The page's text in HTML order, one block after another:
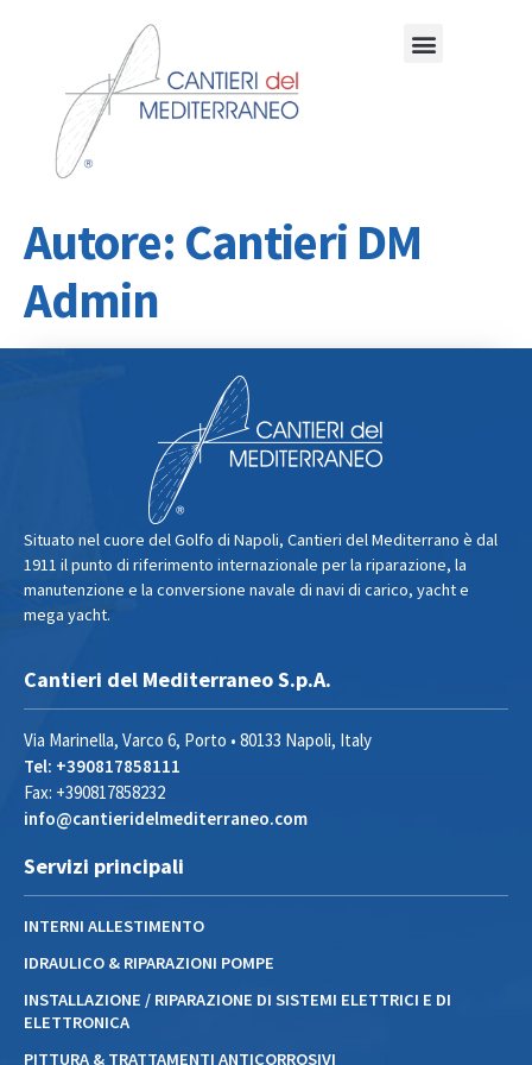
Autore: Cantieri DM
Admin
Situato nel cuore del Golfo di Napoli, Cantieri del Mediterrano è dal
1911 il punto di riferimento internazionale per la riparazione, la
manutenzione e la conversione navale di navi di carico, yacht e
mega yacht.
Cantieri del Mediterraneo S.p.A.
Via Marinella, Varco 6, Porto • 80133 Napoli, Italy
Tel: +390817858111
Fax: +390817858232
info@cantieridelmediterraneo.com
Servizi principali
INTERNI ALLESTIMENTO
IDRAULICO & RIPARAZIONI POMPE
INSTALLAZIONE / RIPARAZIONE DI SISTEMI ELETTRICI E DI
ELETTRONICA
PITTURA & TRATTAMENTI ANTICORROSIVI